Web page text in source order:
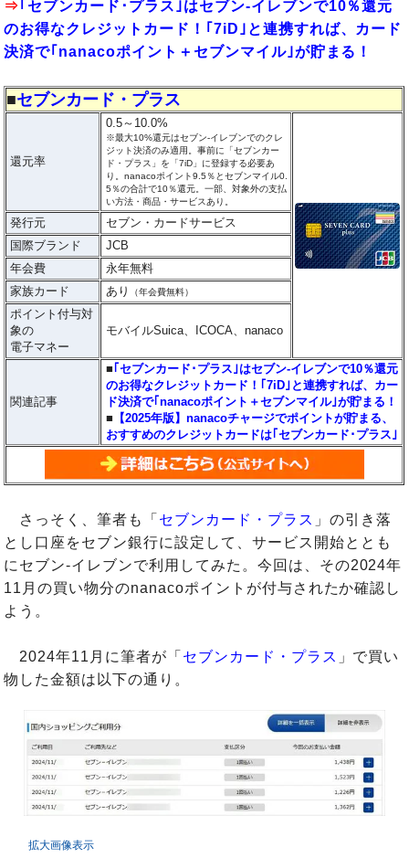
⇒｢セブンカード･プラス｣はセブン‐イレブンで10％還元
のお得なクレジットカード！｢7iD｣と連携すれば、カード
決済で｢nanacoポイント＋セブンマイル｣が貯まる！
■セブンカード・プラス
還元率
0.5～10.0%
※最大10%還元はセブン‐イレブンでのクレ
ジット決済のみ適用。事前に「セブンカー
ド・プラス」を「7iD」に登録する必要あ
り。nanacoポイント9.5％とセブンマイル0.
5％の合計で10％還元。一部、対象外の支払
い方法・商品・サービスあり。
発行元
セブン・カードサービス
国際ブランド
JCB
年会費
永年無料
家族カード
あり （年会費無料）
ポイント付与対
象の
電子マネー
モバイルSuica、ICOCA、nanaco
関連記事
■ ｢セブンカード･プラス｣はセブン‐イレブンで10％還元
のお得なクレジットカード！｢7iD｣と連携すれば、カー
ド決済で｢nanacoポイント＋セブンマイル｣が貯まる！
■ 【2025年版】nanacoチャージでポイントが貯まる、
おすすめのクレジットカードは｢セブンカード･プラス｣
さっそく、筆者も「 セブンカード・プラス 」の引き落
とし口座をセブン銀行に設定して、サービス開始ととも
にセブン-イレブンで利用してみた。今回は、その2024年
11月の買い物分のnanacoポイントが付与されたか確認し
よう。
2024年11月に筆者が「 セブンカード・プラス 」で買い
物した金額は以下の通り。
拡大画像表示